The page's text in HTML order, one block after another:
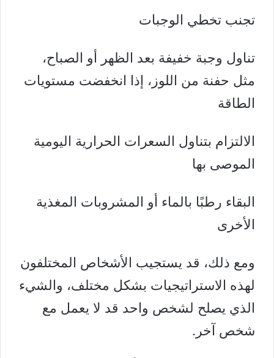
تجنب تخطي الوجبات
تناول وجبة خفيفة بعد الظهر أو الصباح،
مثل حفنة من اللوز، إذا انخفضت مستويات
الطاقة
الالتزام بتناول السعرات الحرارية اليومية
الموصى بها
البقاء رطبًا بالماء أو المشروبات المغذية
الأخرى
ومع ذلك، قد يستجيب الأشخاص المختلفون
لهذه الاستراتيجيات بشكل مختلف، والشيء
الذي يصلح لشخص واحد قد لا يعمل مع
شخص آخر.